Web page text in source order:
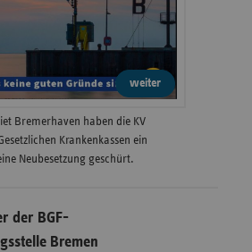
weiter
Bremerhaven haben die KV
Krankenkassen ein
Neubesetzung geschürt.
der BGF-
Bremen